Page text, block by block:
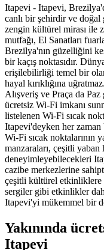
Itapevi - Itapevi,
canlı bir şehirdir ve
zengin kültürel mirası ile
mutfağı, El Sanatları
Brezilya'nın güzelliğini
bir kaçış noktasıdır.
erişilebilirliği temel bir
hayal kırıklığına
Alışveriş ve Praça da
ücretsiz Wi-Fi imkanı
listelenen Wi-Fi sıcak
Itapevi'deyken her zaman
Wi-Fi sıcak noktalarının
manzaraları, çeşitli
deneyimleyebilecekleri
cazibe merkezlerine
çeşitli kültürel etkinliklere
sergiler gibi etkinlikler
Itapevi'yi mükemmel bir
Yakınında
Itapevi